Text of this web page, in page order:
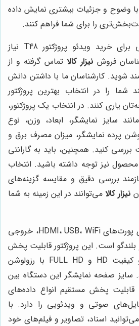
وضوح و جزئیات بیشتری نمایش داده
را برای شما فراهم کنند.
اگر به مشاوره تخصصی برای خرید ویدئو پروژکتور T48 نیاز
فروش نیزار کالا تماس گرفته و از
شوید. کارشناسان ما با داشتن دانش
شما را در انتخاب بهترین پروژکتور
یاری کنند. در انتخاب یک پروژکتور،
سایز نمایشگر، ابعاد، وزن، نوع
پرده نمایشگر، میزان مصرف برق و
کنید. همچنین، باید به گارانتی
نیز توجه داشته باشید. انتخاب
بررسی دقیق و مقایسه گزینه‌های
نیزار کالا می‌توانند در این زمینه به شما
ویدئو پروژکتور T48 دارای پورت‌های HDMI، USB، WiFi، خروجی
است. این پروژکتور قابلیت پخش
تصاویر با وضوح بالا و کیفیت HD و FULL HD با رزولوشن
را دارد. سایز صفحه نمایشگر این دستگاه بین
است و قابلیت پخش مستقیم انواع داده‌های
صوتی و ویدئویی را دارد. با
می‌توانید اسناد، تصاویر و فیلم‌های خود